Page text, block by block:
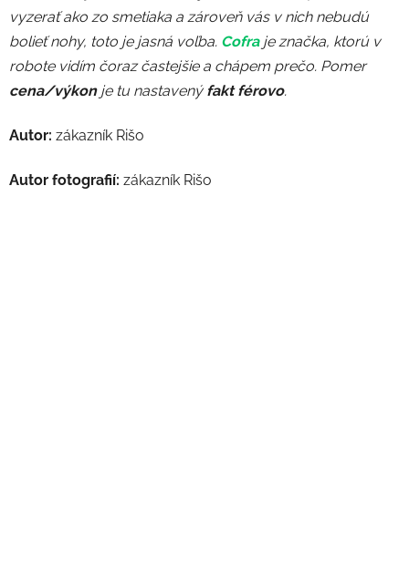
vyzerať ako zo smetiaka a zároveň vás v nich nebudú
bolieť nohy, toto je jasná voľba. Cofraje značka, ktorú v
robote vidím čoraz častejšie a chápem prečo. Pomer
cena/výkonje tu nastavenýfakt férovo.
Autor: zákazník Rišo
Autor fotografií: zákazník Rišo